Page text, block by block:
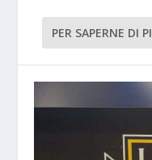
PER SAPERNE DI